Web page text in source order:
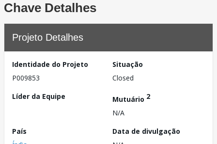
Chave Detalhes
Projeto Detalhes
Identidade do Projeto
P009853
Situação
Closed
Líder da Equipe
Mutuário 2
N/A
País
Data de divulgação